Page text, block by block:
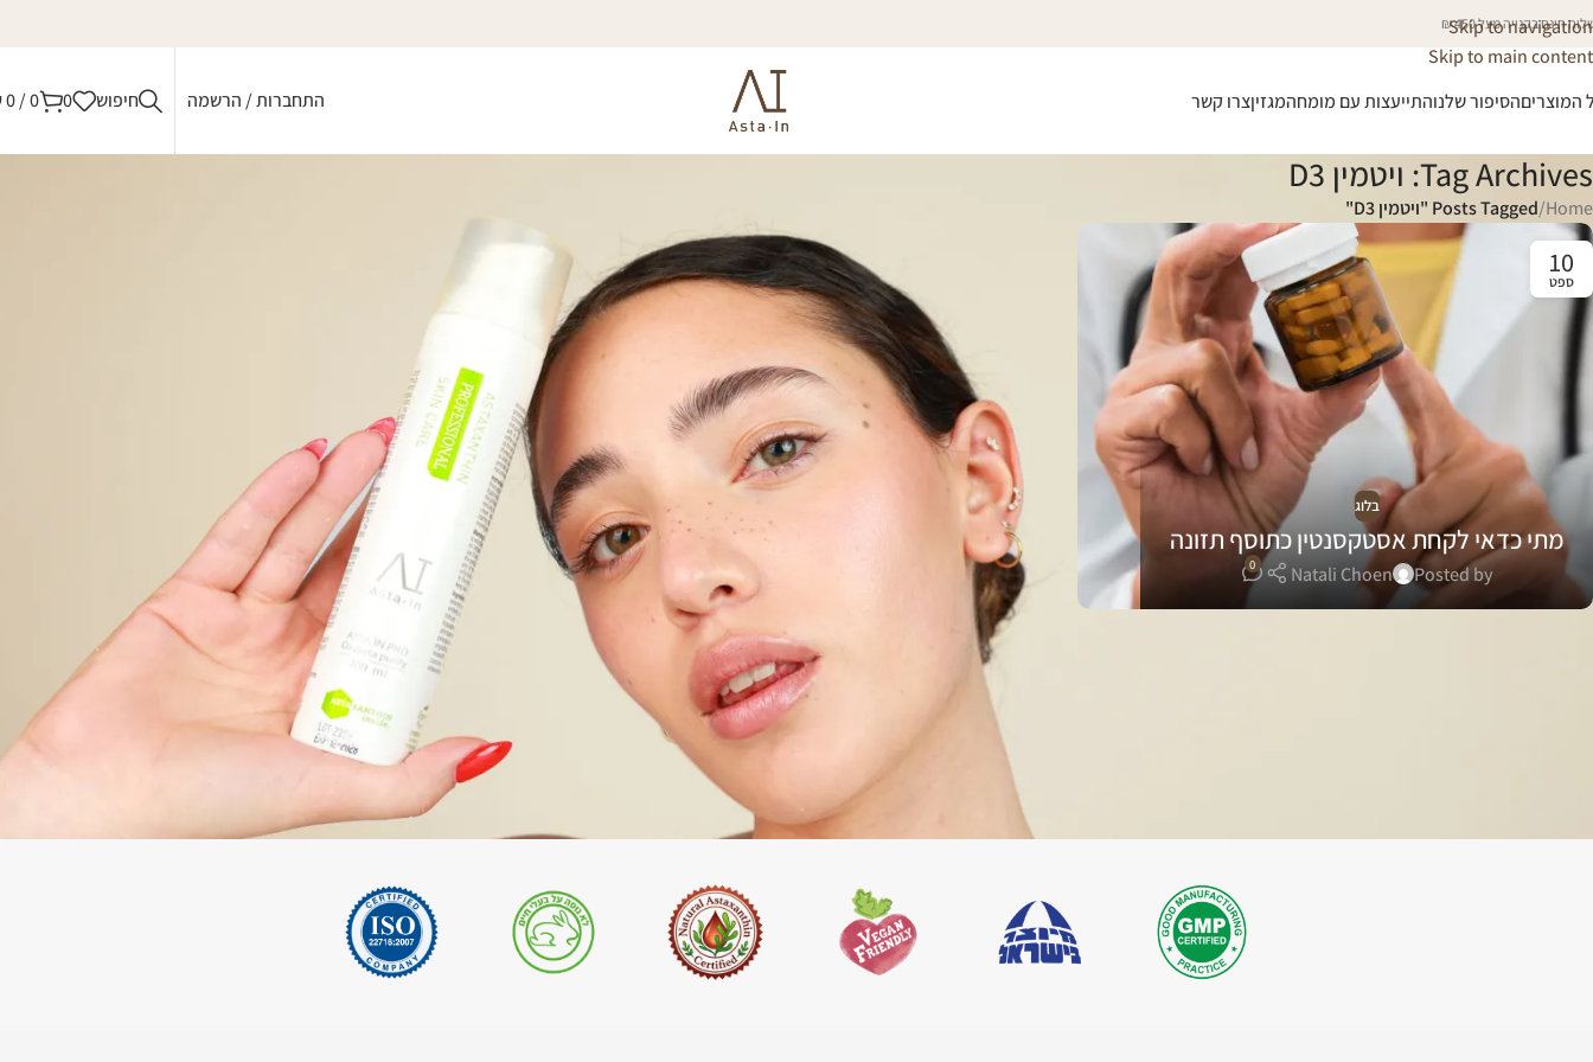
Skip to navigation
Skip to main content
חינם בקנייה מעל 450 ₪
המוצריםהסיפור שלנוהתייעצות עם מומחהמגזיןצרו קשר התחברות / הרשמה חיפוש 0
0
/
0
Tag Archives: ויטמין D3
Home
/Posts Tagged "ויטמין D3"
10
ספט
בלוג
מתי כדאי לקחת אסטקסנטין כתוסף תזונה
Posted by
Natali Choen
0